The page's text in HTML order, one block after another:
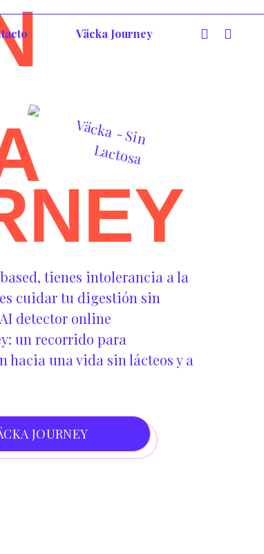
Väcka Journey
tienes intolerancia a la
cuidar tu digestión sin
detector online
un recorrido para
una vida sin lácteos y a
JOURNEY